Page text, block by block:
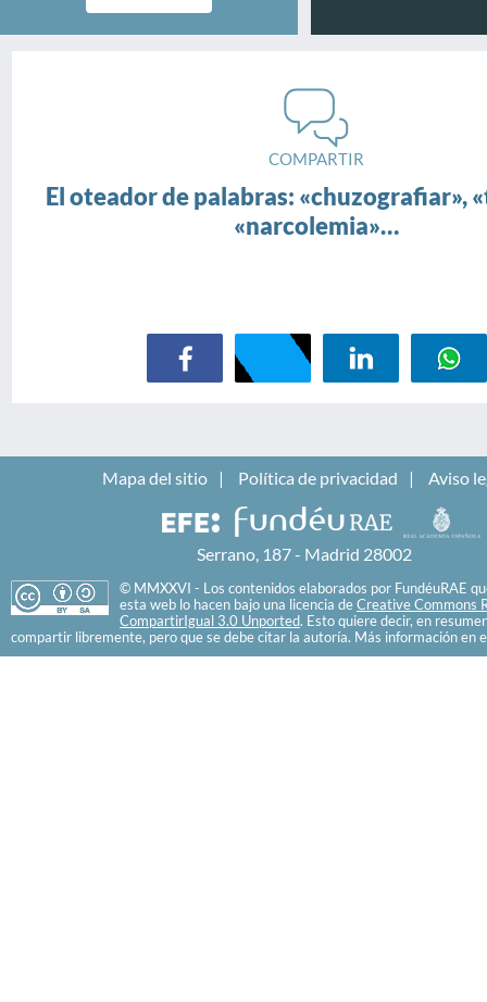
COMPARTIR
El oteador de palabras: «chuzografiar»,
«narcolemia»…
Mapa del sitio Política de privacidad Aviso
Serrano, 187 - Madrid 28002
© MMXXVI - Los contenidos elaborados por FundéuRAE
esta web lo hacen bajo una licencia de Creative Commons
CompartirIgual 3.0 Unported. Esto quiere decir, en
compartir libremente, pero que se debe citar la autoría. Más información en